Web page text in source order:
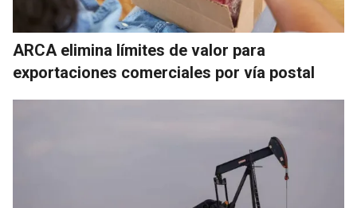
ARCA elimina límites de valor para
exportaciones comerciales por vía postal